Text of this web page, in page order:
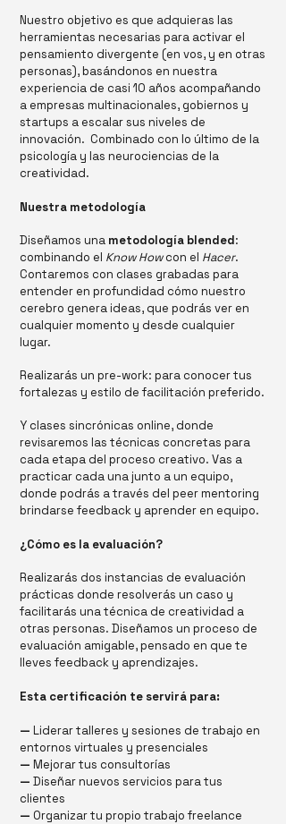
Nuestro objetivo es que adquieras las
herramientas necesarias para activar el
pensamiento divergente (en vos, y en otras
personas), basándonos en nuestra
experiencia de casi 10 años acompañando
a empresas multinacionales, gobiernos y
startups a escalar sus niveles de
innovación. Combinado con lo último de la
psicología y las neurociencias de la
creatividad.
Nuestra metodología
Diseñamos una metodología blended:
combinando el Know Howcon el Hacer.
Contaremos con clases grabadas para
entender en profundidad cómo nuestro
cerebro genera ideas, que podrás ver en
cualquier momento y desde cualquier
lugar.
Realizarás un pre-work: para conocer tus
fortalezas y estilo de facilitación preferido.
Y clases sincrónicas online, donde
revisaremos las técnicas concretas para
cada etapa del proceso creativo. Vas a
practicar cada una junto a un equipo,
donde podrás a través del peer mentoring
brindarse feedback y aprender en equipo.
¿Cómo es la evaluación?
Realizarás dos instancias de evaluación
prácticas donde resolverás un caso y
facilitarás una técnica de creatividad a
otras personas. Diseñamos un proceso de
evaluación amigable, pensado en que te
lleves feedback y aprendizajes.
Esta certificación te servirá para:
— Liderar talleres y sesiones de trabajo en
entornos virtuales y presenciales
— Mejorar tus consultorías
— Diseñar nuevos servicios para tus
clientes
— Organizar tu propio trabajo freelance